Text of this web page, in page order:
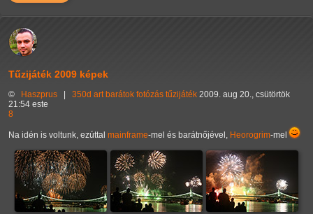
Tűzijáték 2009 képek
© Haszprus | 350d art barátok fotózás tűzijáték 2009. aug 20., csütörtök
21:54 este
8
Na idén is voltunk, ezúttal mainframe-mel és barátnőjével, Heorogrim-mel